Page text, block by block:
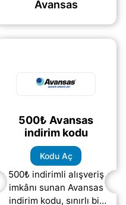
Avansas indirim kodu
Avansas
500₺ Avansas
indirim kodu
Kodu Aç
500₺ indirimli alışveriş
imkânı sunan Avansas
indirim kodu, sınırlı bir